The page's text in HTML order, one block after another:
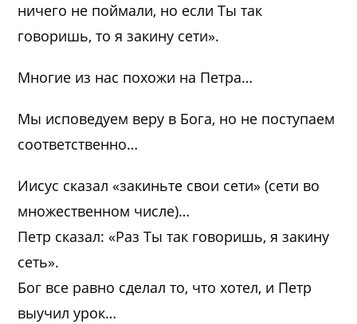
ничего не поймали, но если Ты так
говоришь, то я закину сети».
Многие из нас похожи на Петра…
Мы исповедуем веру в Бога, но не поступаем
соответственно…
Иисус сказал «закиньте свои сети» (сети во
множественном числе)…
Петр сказал: «Раз Ты так говоришь, я закину
сеть».
Бог все равно сделал то, что хотел, и Петр
выучил урок…